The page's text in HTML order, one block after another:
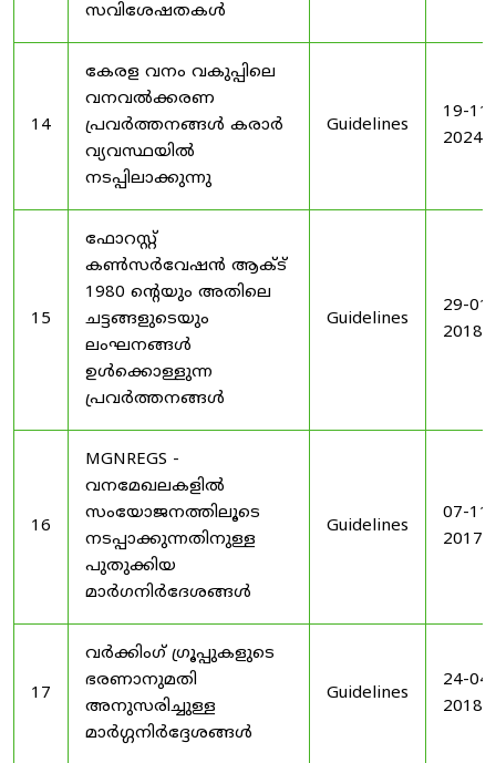
സവിശേഷതകൾ
14
കേരള വനം വകുപ്പിലെ
വനവൽക്കരണ
പ്രവർത്തനങ്ങൾ കരാർ
വ്യവസ്ഥയിൽ
നടപ്പിലാക്കുന്നു
Guidelines
19-11-
2024
15
ഫോറസ്റ്റ്
കൺസർവേഷൻ ആക്ട്
1980 ൻ്റെയും അതിലെ
ചട്ടങ്ങളുടെയും
ലംഘനങ്ങൾ
ഉൾക്കൊള്ളുന്ന
പ്രവർത്തനങ്ങൾ
Guidelines
29-01-
2018
16
MGNREGS -
വനമേഖലകളിൽ
സംയോജനത്തിലൂടെ
നടപ്പാക്കുന്നതിനുള്ള
പുതുക്കിയ
മാർഗനിർദേശങ്ങൾ
Guidelines
07-11-
2017
17
വർക്കിംഗ് ഗ്രൂപ്പുകളുടെ
ഭരണാനുമതി
അനുസരിച്ചുള്ള
മാർഗ്ഗനിർദ്ദേശങ്ങൾ
Guidelines
24-04-
2018